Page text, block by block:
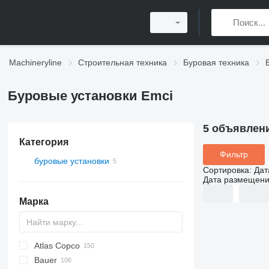
Machineryline Строительная техника Буровая техника
Буровые установки Emci
Категория
буровые установки
Марка
Atlas Copco
FlexiROC
ROC
700
Bauer
5
Фильтр
Сортировка:
Дата